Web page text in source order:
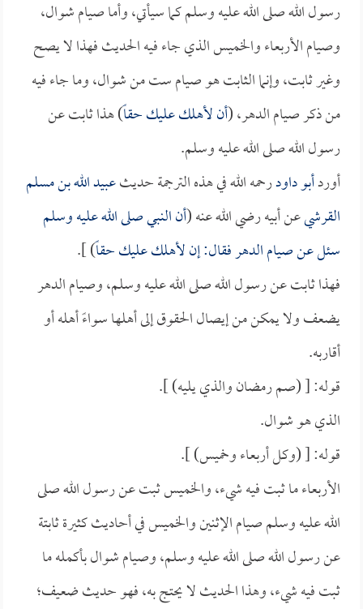
رسول الله صلى الله عليه وسلم كما سيأتي، وأما صيام شوال،
وصيام الأربعاء والخميس الذي جاء فيه الحديث فهذا لا يصح
وغير ثابت، وإنما الثابت هو صيام ست من شوال، وما جاء فيه
من ذكر صيام الدهر، (أن لأهلك عليك حقاً) هذا ثابت عن
رسول الله صلى الله عليه وسلم.
أوردأبو داودرحمه الله في هذه الترجمة حديثعبيد الله بن مسلم
القرشيعن أبيه رضي الله عنه (أن النبي صلى الله عليه وسلم
سئل عن صيام الدهر فقال: إن لأهلك عليك حقاً) ].
فهذا ثابت عن رسول الله صلى الله عليه وسلم، وصيام الدهر
يضعف ولا يمكن من إيصال الحقوق إلى أهلها سواءً أهله أو
أقاربه.
قوله: [ (صم رمضان والذي يليه) ].
الذي هو شوال.
قوله: [ (وكل أربعاء وخميس) ].
الأربعاء ما ثبت فيه شيء، والخميس ثبت عن رسول الله صلى
الله عليه وسلم صيام الإثنين والخميس في أحاديث كثيرة ثابتة
عن رسول الله صلى الله عليه وسلم، وصيام شوال بأكمله ما
ثبت فيه شيء، وهذا الحديث لا يحتج به، فهو حديث ضعيف؛